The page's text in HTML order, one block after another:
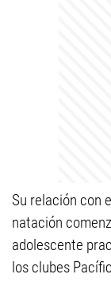
Su relación con
natación
adolescente
los clubes